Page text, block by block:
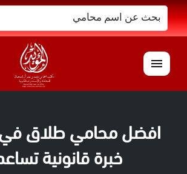
البحث
عن:
القائمة
افضل محامي طلاق في
خبرة قانونية